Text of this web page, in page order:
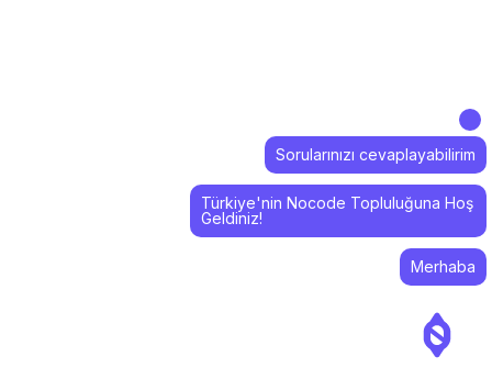
Merhaba
Türkiye'nin Nocode Topluluğuna Hoş
Geldiniz!
Sorularınızı cevaplayabilirim